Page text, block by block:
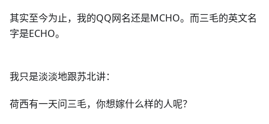
其实至今为止，我的QQ网名还是MCHO。而三毛的英文名
字是ECHO。
我只是淡淡地跟苏北讲：
荷西有一天问三毛，你想嫁什么样的人呢？